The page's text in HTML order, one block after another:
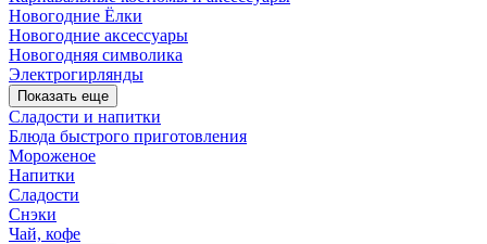
Новогодние Ёлки
Новогодние аксессуары
Новогодняя символика
Электрогирлянды
Показать еще
Сладости и напитки
Блюда быстрого приготовления
Мороженое
Напитки
Сладости
Снэки
Чай, кофе